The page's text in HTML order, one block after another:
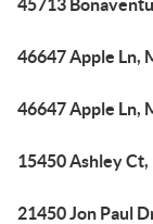
45713
46647 Apple Ln,
46647 Apple Ln,
15450 Ashley
21450 Jon Paul